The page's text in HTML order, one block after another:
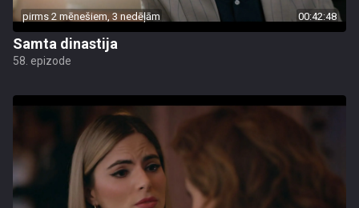
pirms 2 mēnešiem, 3 nedēļām 00:42:48
Samta dinastija
58. epizode